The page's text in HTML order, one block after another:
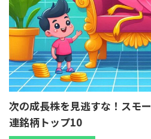
次の成長株を見逃すな！スモ
連銘柄トップ10